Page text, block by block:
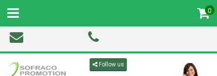
Follow us
0
MENU